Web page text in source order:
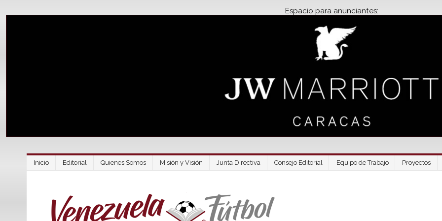
Espacio para anunciantes:
Inicio Editorial Quienes Somos Misión y Visión Junta Directiva Consejo Editorial Equipo de Trabajo Proyectos